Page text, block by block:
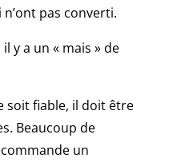
pas converti.
y a un « mais » de
soit fiable, il doit être
Beaucoup de
un